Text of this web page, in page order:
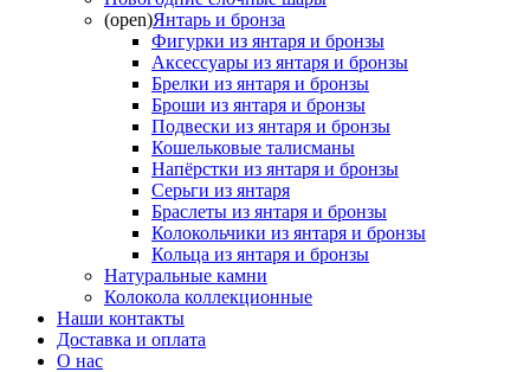
(open)Янтарь и бронза
Фигурки из янтаря и бронзы
Аксессуары из янтаря и бронзы
Брелки из янтаря и бронзы
Броши из янтаря и бронзы
Подвески из янтаря и бронзы
Кошельковые талисманы
Напёрстки из янтаря и бронзы
Серьги из янтаря
Браслеты из янтаря и бронзы
Колокольчики из янтаря и бронзы
Кольца из янтаря и бронзы
Натуральные камни
Колокола коллекционные
Наши контакты
Доставка и оплата
О нас